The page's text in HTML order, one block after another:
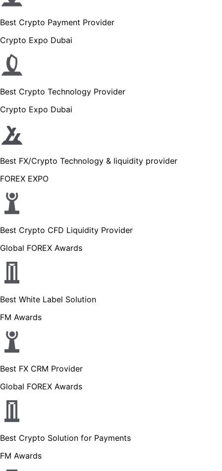
Best Crypto Payment Provider
Crypto Expo Dubai
Best Crypto Technology Provider
Crypto Expo Dubai
Best FX/Crypto Technology & liquidity provider
FOREX EXPO
Best Crypto CFD Liquidity Provider
Global FOREX Awards
Best White Label Solution
FM Awards
Best FX CRM Provider
Global FOREX Awards
Best Crypto Solution for Payments
FM Awards